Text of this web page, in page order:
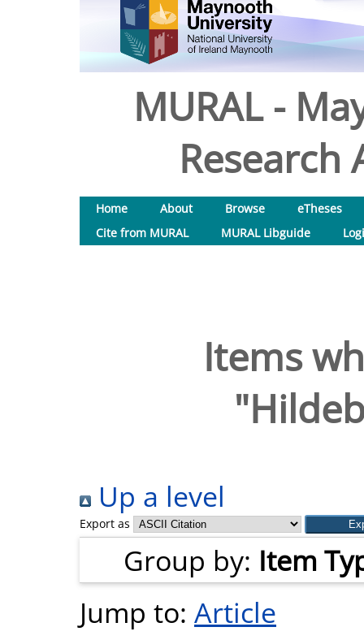
MURAL -
Research
Home About Browse
eTheses
Cite from MURAL
MURAL Libguide
Items
"
Up a level
Export as
Group by: Item
Jump to: Article